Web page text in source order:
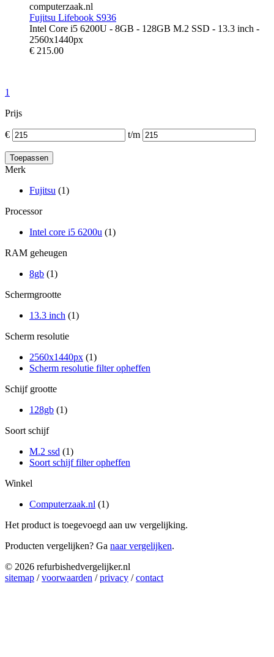
computerzaak.nl
Fujitsu Lifebook S936
Intel Core i5 6200U - 8GB - 128GB M.2 SSD - 13.3 inch -
2560x1440px
€ 215.00
1
Prijs
€ t/m
Merk
Fujitsu (1)
Processor
Intel core i5 6200u (1)
RAM geheugen
8gb (1)
Schermgrootte
13.3 inch (1)
Scherm resolutie
2560x1440px (1)
Scherm resolutie filter opheffen
Schijf grootte
128gb (1)
Soort schijf
M.2 ssd (1)
Soort schijf filter opheffen
Winkel
Computerzaak.nl (1)
Het product is toegevoegd aan uw vergelijking.
Producten vergelijken? Ga naar vergelijken.
© 2026 refurbishedvergelijker.nl
sitemap /voorwaarden /privacy /contact